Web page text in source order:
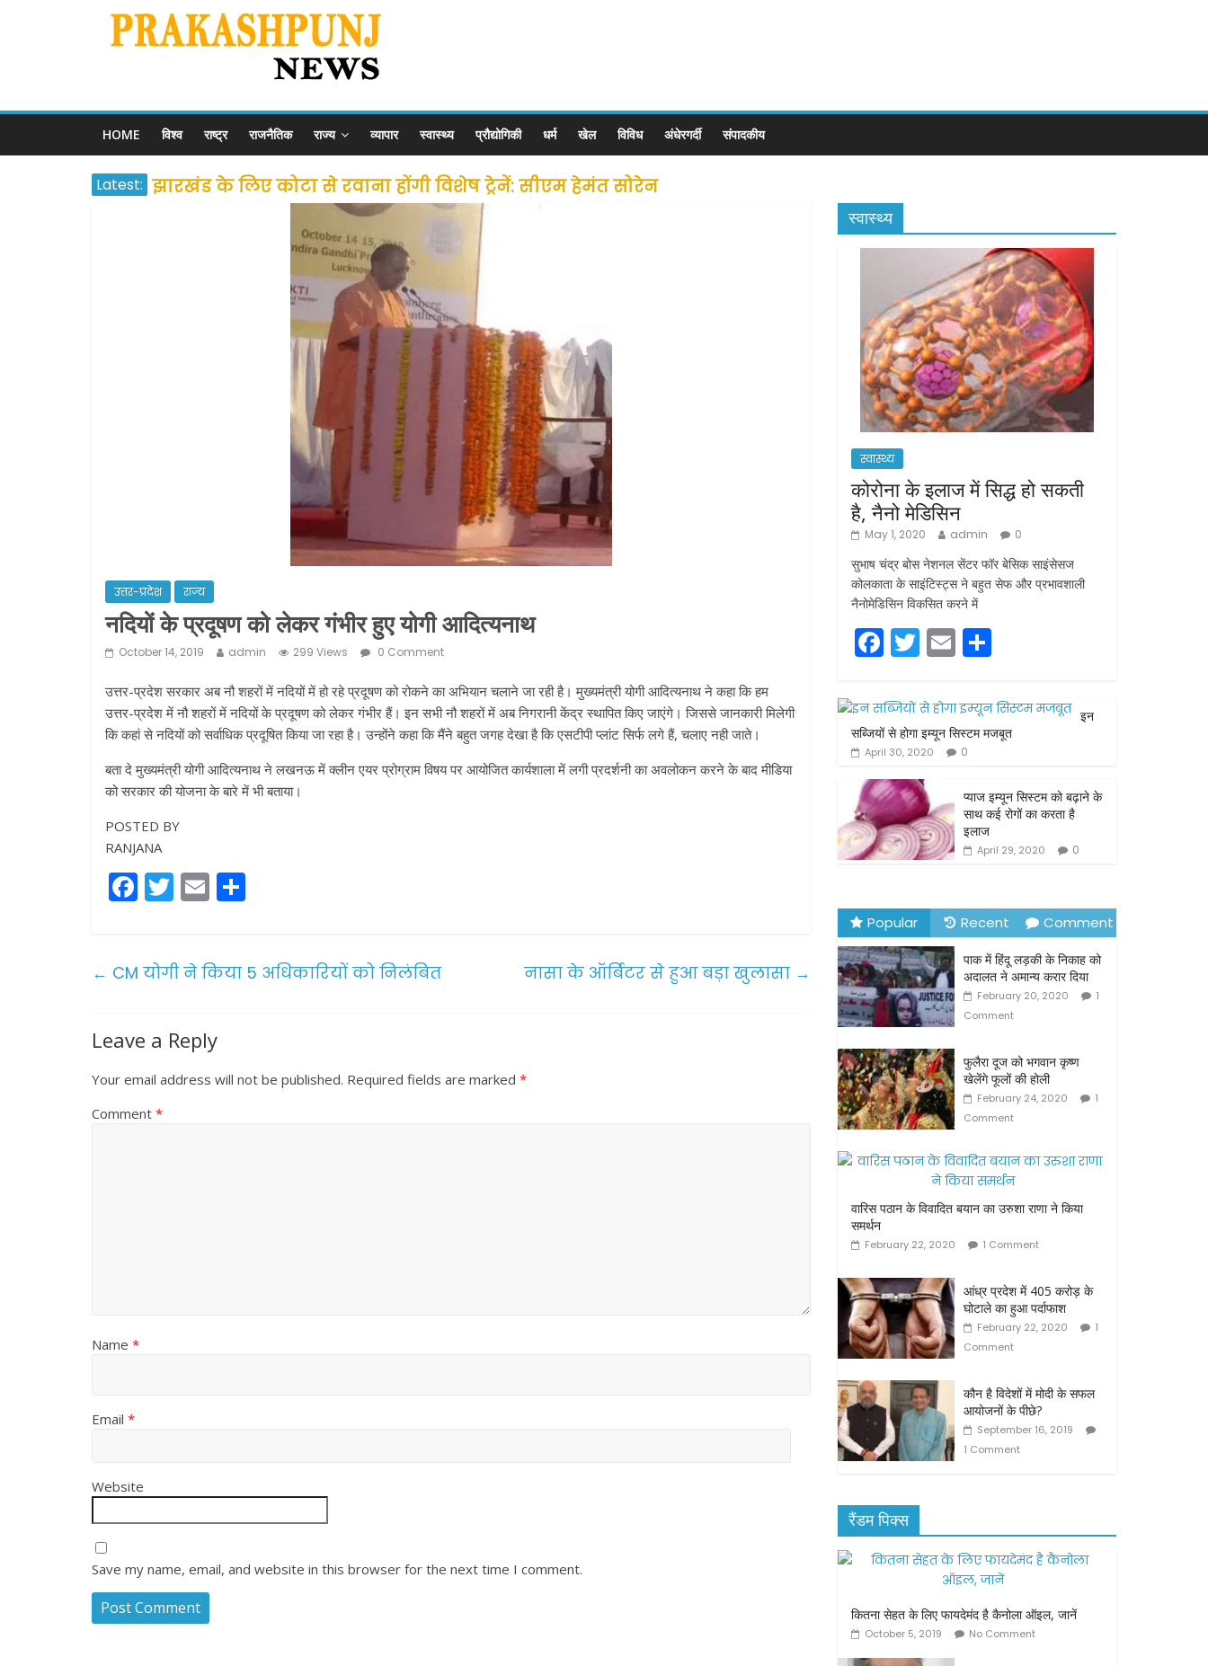
HOME विश्व राष्ट्र राजनैतिक राज्य व्यापार स्वास्थ्य प्रौद्योगिकी धर्म खेल विविध अंधेरगर्दी संपादकीय
Latest: झारखंड के लिए कोटा से रवाना होंगी विशेष ट्रेनें: सीएम हेमंत सोरेन
उत्तराखंड के अन्य राज्यों में फंसे लोगों की जल्द होगी घर वापसी
प्रवासियों व मजदूरों को दी गई छूट के बाद लोगो ने कराया पंजीयन: राजस्थान सरकार
शराब और पान की दुकानों को ग्रीन जोन में खोलने की मिली इजाजत: गृह मंत्रालय
दो हफ्ते के लिए बढ़ाया लॉकडाउन: गृह मंत्रालय
उत्तर-प्रदेश राज्य
नदियों के प्रदूषण को लेकर गंभीर हुए योगी आदित्यनाथ
October 14, 2019 admin 299 Views 0 Comment
उत्तर-प्रदेश सरकार अब नौ शहरों में नदियों में हो रहे प्रदूषण को रोकने का अभियान चलाने जा रही है। मुख्यमंत्री योगी आदित्यनाथ ने कहा कि हम
उत्तर-प्रदेश में नौ शहरों में नदियों के प्रदूषण को लेकर गंभीर हैं। इन सभी नौ शहरों में अब निगरानी केंद्र स्थापित किए जाएंगे। जिससे जानकारी मिलेगी
कि कहां से नदियों को सर्वाधिक प्रदूषित किया जा रहा है। उन्होंने कहा कि मैंने बहुत जगह देखा है कि एसटीपी प्लांट सिर्फ लगे हैं, चलाए नही जाते।
बता दे मुख्यमंत्री योगी आदित्यनाथ ने लखनऊ में क्लीन एयर प्रोग्राम विषय पर आयोजित कार्यशाला में लगी प्रदर्शनी का अवलोकन करने के बाद मीडिया
को सरकार की योजना के बारे में भी बताया।
POSTED BY
RANJANA
F
a
e
o
o
k
T
w
er
E
m
l e
← CM योगी ने किया 5 अधिकारियों को निलंबित नासा के ऑर्बिटर से हुआ बड़ा खुलासा →
Leave a Reply
Your email address will not be published. Required fields are marked *
Comment *
Name *
Email *
Website
Save my name, email, and website in this browser for the next time I comment.
स्वास्थ्य
स्वास्थ्य
कोरोना के इलाज में सिद्ध हो सकती
है, नैनो मेडिसिन
May 1, 2020 admin 0
सुभाष चंद्र बोस नेशनल सेंटर फॉर बेसिक साइंसेसज
कोलकाता के साइंटिस्ट्स ने बहुत सेफ और प्रभावशाली
नैनोमेडिसिन विकसित करने में
F
a
c
e
b
o
o
k
T
w
itt
er
E
m
ai
l
ar
e
इन
सब्जियों से होगा इम्यून सिस्टम मजबूत
April 30, 2020 0
प्याज इम्यून सिस्टम को बढ़ाने के
साथ कई रोगों का करता है
इलाज
April 29, 2020 0
Popular Recent Comment
पाक में हिंदू लड़की के निकाह को
अदालत ने अमान्य करार दिया
February 20, 2020
1
Comment
फुलैरा दूज को भगवान कृष्ण
खेलेंगे फूलों की होली
February 24, 2020
1
Comment
वारिस पठान के विवादित बयान का उरुशा राणा ने किया
समर्थन
February 22, 2020 1 Comment
आंध्र प्रदेश में 405 करोड़ के
घोटाले का हुआ पर्दाफाश
February 22, 2020
1
Comment
कौन है विदेशों में मोदी के सफल
आयोजनों के पीछे?
September 16, 2019
1 Comment
रैंडम पिक्स
कितना सेहत के लिए फायदेमंद है कैनोला ऑइल, जानें
October 5, 2019 No Comment